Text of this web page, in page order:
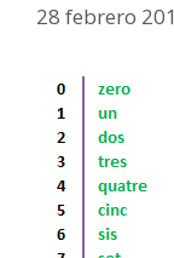
28 febrero